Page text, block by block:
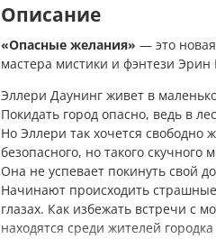
Описание
«Опасные желания» — это
мастера мистики и фэнтези Эрин
Эллери Даунинг живет в
Покидать город опасно, ведь в
Но Эллери так хочется
безопасного, но такого
Она не успевает покинуть свой
Начинают происходить
глазах. Как избежать встречи с
находятся среди жителей